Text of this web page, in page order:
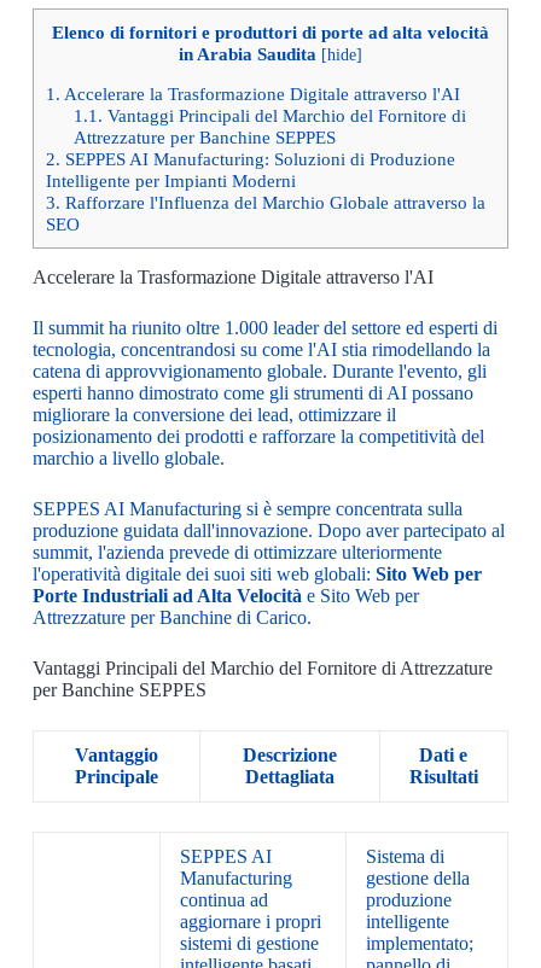
Elenco di fornitori e produttori di porte ad alta velocità
in Arabia Saudita [hide]
1. Accelerare la Trasformazione Digitale attraverso l'AI
1.1. Vantaggi Principali del Marchio del Fornitore di
Attrezzature per Banchine SEPPES
2. SEPPES AI Manufacturing: Soluzioni di Produzione
Intelligente per Impianti Moderni
3. Rafforzare l'Influenza del Marchio Globale attraverso la
SEO
Accelerare la Trasformazione Digitale attraverso l'AI
Il summit ha riunito oltre 1.000 leader del settore ed esperti di
tecnologia, concentrandosi su come l'AI stia rimodellando la
catena di approvvigionamento globale. Durante l'evento, gli
esperti hanno dimostrato come gli strumenti di AI possano
migliorare la conversione dei lead, ottimizzare il
posizionamento dei prodotti e rafforzare la competitività del
marchio a livello globale.
SEPPES AI Manufacturing si è sempre concentrata sulla
produzione guidata dall'innovazione. Dopo aver partecipato al
summit, l'azienda prevede di ottimizzare ulteriormente
l'operatività digitale dei suoi siti web globali: Sito Web per
Porte Industriali ad Alta Velocità e Sito Web per
Attrezzature per Banchine di Carico.
Vantaggi Principali del Marchio del Fornitore di Attrezzature
per Banchine SEPPES
Vantaggio
Principale
Descrizione
Dettagliata
Dati e
Risultati
SEPPES AI
Manufacturing
continua ad
aggiornare i propri
sistemi di gestione
Sistema di
gestione della
produzione
intelligente
implementato;